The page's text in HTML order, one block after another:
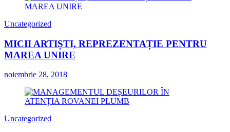
Uncategorized
MICII ARTIȘTI, REPREZENTAȚIE PENTRU
MAREA UNIRE
noiembrie 28, 2018
Uncategorized